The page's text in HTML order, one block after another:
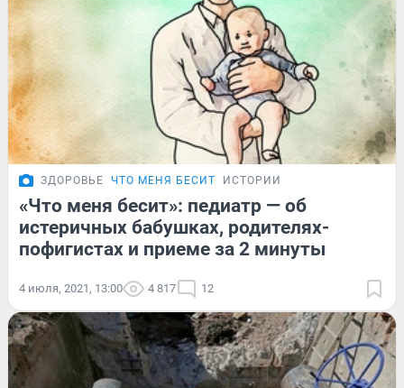
ЗДОРОВЬЕ ЧТО МЕНЯ БЕСИТ ИСТОРИИ
«Что меня бесит»: педиатр — об
истеричных бабушках, родителях-
пофигистах и приеме за 2 минуты
4 июля, 2021, 13:00 4 817 12